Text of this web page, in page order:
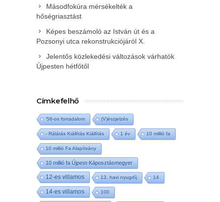
Másodfokúra mérsékelték a
hőségriasztást
Képes beszámoló az István út és a
Pozsonyi utca rekonstrukciójáról X.
Jelentős közlekedési változások várhatók
Újpesten hétfőtől
Címkefelhő
'56-os forradalom (V)észjelzés
- Rálátás Kiállítás Kiállítás 1 év 10 millió fa
10 millió Fa Alapítvány
10 millió fa Újpest-Káposztásmegyer
12-es villamos 13. havi nyugdíj 14
14-es villamos 100